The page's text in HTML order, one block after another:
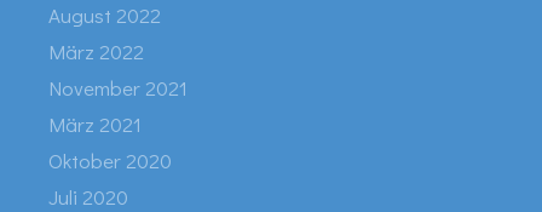
August 2022
März 2022
November 2021
März 2021
Oktober 2020
Juli 2020